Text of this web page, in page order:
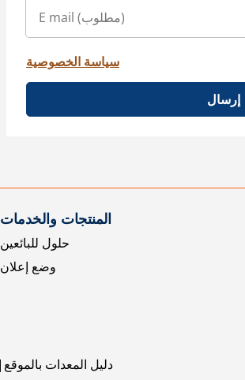
سياسة الخصوصية
إرسال
المنتجات والخدمات
حلول للبائعين
وضع إعلان
دليل المعدات بالموقع